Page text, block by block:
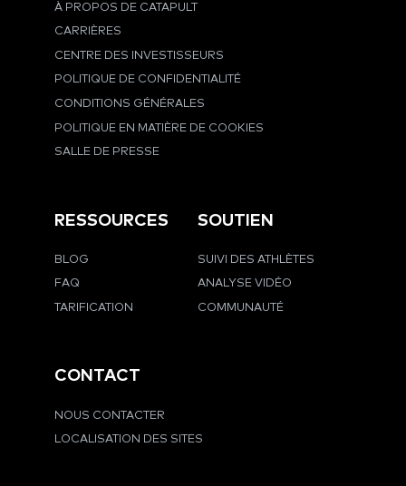
À PROPOS DE CATAPULT
CARRIÈRES
CENTRE DES INVESTISSEURS
POLITIQUE DE CONFIDENTIALITÉ
CONDITIONS GÉNÉRALES
POLITIQUE EN MATIÈRE DE COOKIES
SALLE DE PRESSE
RESSOURCES
BLOG
FAQ
TARIFICATION
SOUTIEN
SUIVI DES ATHLÈTES
ANALYSE VIDÉO
COMMUNAUTÉ
CONTACT
NOUS CONTACTER
LOCALISATION DES SITES